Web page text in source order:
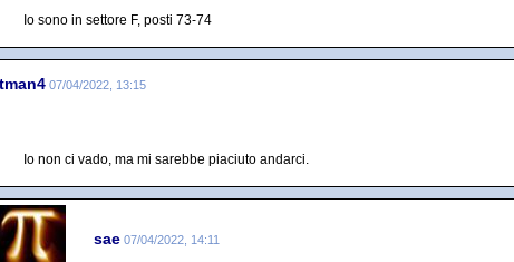
Io sono in settore F, posti 73-74
07/04/2022, 13:15
Io non ci vado, ma mi sarebbe piaciuto andarci.
sae 07/04/2022, 14:11